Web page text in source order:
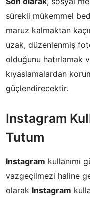
sürekli mükemmel
maruz kalmaktan
uzak, düzenlenmiş
olduğunu hatırlamak
kıyaslamalardan
güçlendirecektir.
Instagram
Tutum
Instagram kullanımı
vazgeçilmezi haline
olarak Instagram